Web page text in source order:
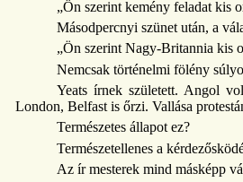
„Ön szerint kemény feladat kis
Másodpercnyi szünet után, a
„Ön szerint Nagy-Britannia kis
Nemcsak történelmi fölény
Yeats írnek született. Angol
London, Belfast is őrzi. Vallása
Természetes állapot ez?
Természetellenes a
Az ír mesterek mind másképp